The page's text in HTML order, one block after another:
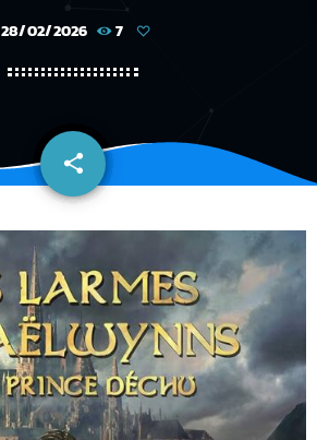
28/02/2026 7
share
email